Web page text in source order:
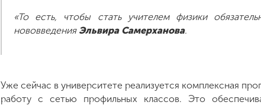
«То есть, чтобы стать учителем физики
нововведения Эльвира Самерханова.
Уже сейчас в университете реализуется комплексная
работу с сетью профильных классов. Это